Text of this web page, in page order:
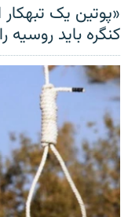
«پوتین یک
کنگره باید روسیه